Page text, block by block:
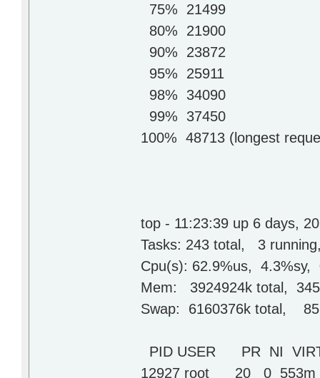
75% 21499
80% 21900
90% 23872
95% 25911
98% 34090
99% 37450
100% 48713 (longest
top - 11:23:39 up 6 days,
Tasks: 243 total, 3
Cpu(s): 62.9%us,
Mem: 3924924k total,
Swap: 6160376k total,
PID USER PR NI VIRT
12927 root 20 0 553m